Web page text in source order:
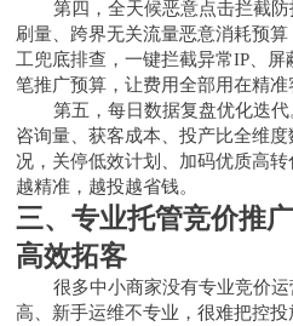
第四，全天候恶意点击拦截
刷量、跨界无关流量恶意消耗预
工兜底排查，一键拦截异常IP、
笔推广预算，让费用全部用在精准
第五，每日数据复盘优化迭
咨询量、获客成本、投产比全维
况，关停低效计划、加码优质高
越精准，越投越省钱。
三、专业托管竞价推
高效拓客
很多中小商家没有专业竞价
高、新手运维不专业，很难把控